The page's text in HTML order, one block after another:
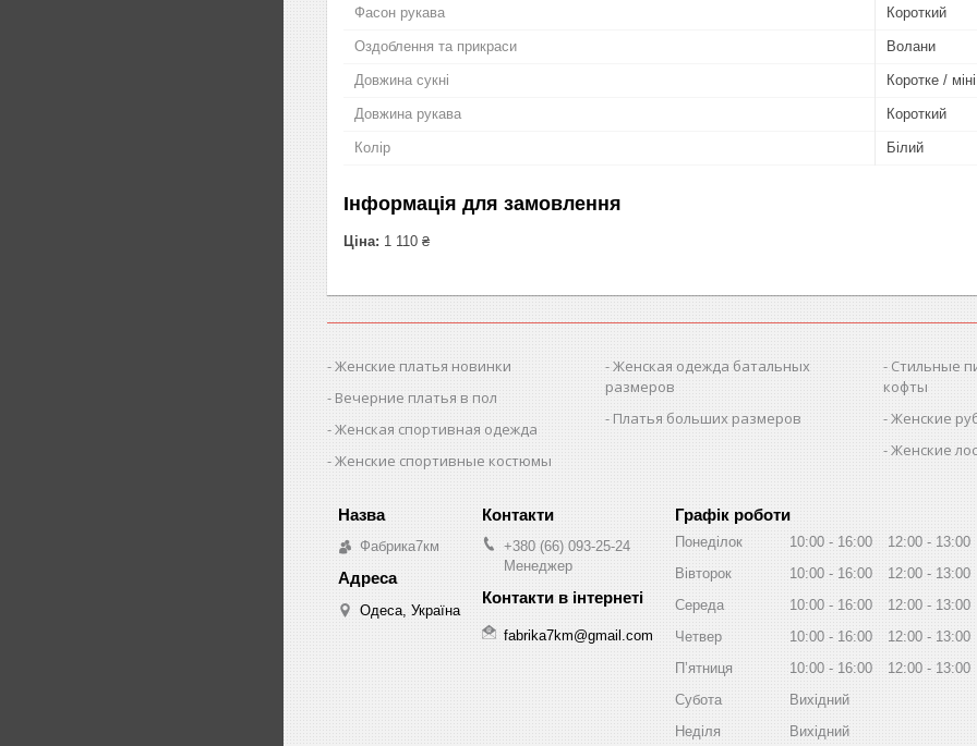
Фасон рукава Короткий
Оздоблення та прикраси Волани
Довжина сукні Коротке / міні
Довжина рукава Короткий
Колір Білий
Інформація для замовлення
Ціна: 1 110 ₴
Женские платья новинки
Вечерние платья в пол
Женская спортивная одежда
Женские спортивные костюмы
Женская одежда батальных
размеров
Платья больших размеров
Стильные
кофты
Женские
Женские
Фабрика7км
Одеса, Україна
+380 (66) 093-25-24
Менеджер
fabrika7km@gmail.com
Графік роботи
Понеділок 10:00 16:00 12:00
13:00
Вівторок
10:00 16:00 12:00
13:00
Середа
10:00 16:00 12:00
13:00
Четвер
10:00 16:00 12:00
13:00
Пʼятниця
10:00 16:00 12:00
13:00
Субота
Вихідний
Неділя
Вихідний